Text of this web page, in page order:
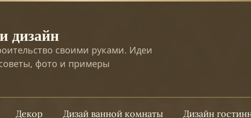
дизайн
своими руками. Идеи
фото и примеры
Декор Дизай ванной комнаты Дизайн